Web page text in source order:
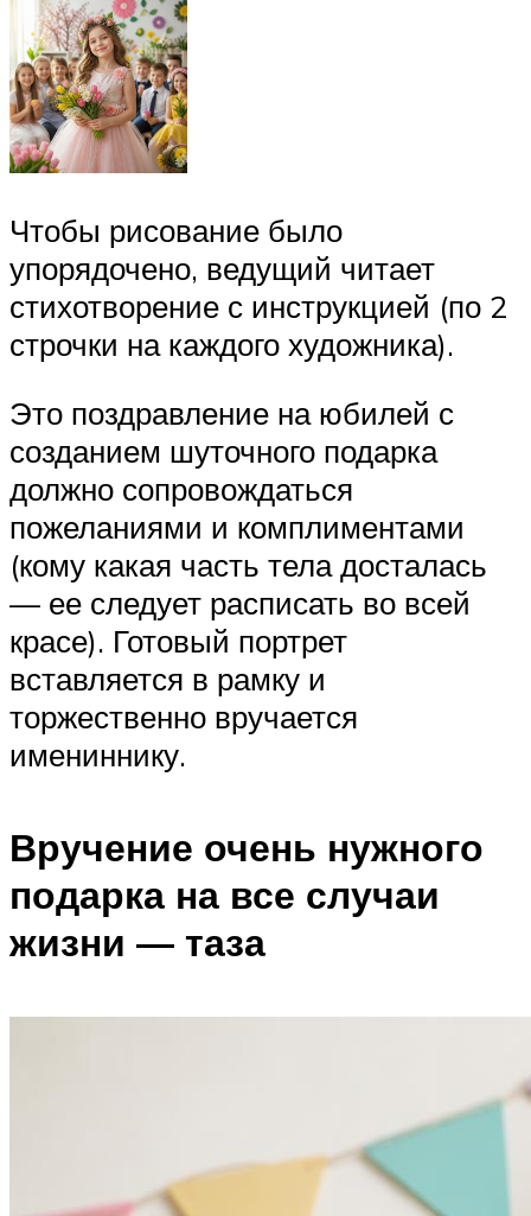
Чтобы рисование было
упорядочено, ведущий читает
стихотворение с инструкцией (по 2
строчки на каждого художника).
Это поздравление на юбилей с
созданием шуточного подарка
должно сопровождаться
пожеланиями и комплиментами
(кому какая часть тела досталась
— ее следует расписать во всей
красе). Готовый портрет
вставляется в рамку и
торжественно вручается
имениннику.
Вручение очень нужного
подарка на все случаи
жизни — таза